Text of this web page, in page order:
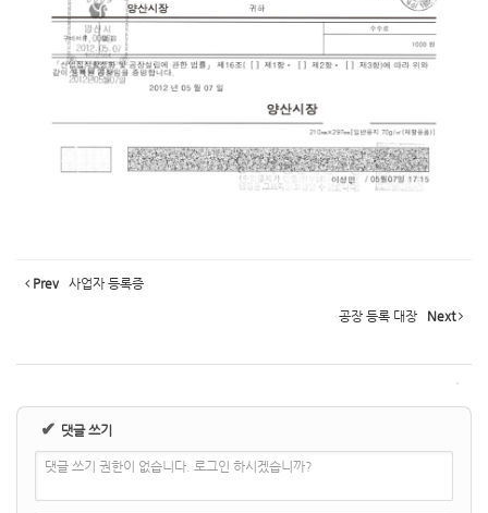
Prev 사업자 등록증
공장 등록 대장 Next
✔ 댓글 쓰기
댓글 쓰기 권한이 없습니다. 로그인 하시겠습니까?